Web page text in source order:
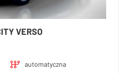
VERSO
automatyczna